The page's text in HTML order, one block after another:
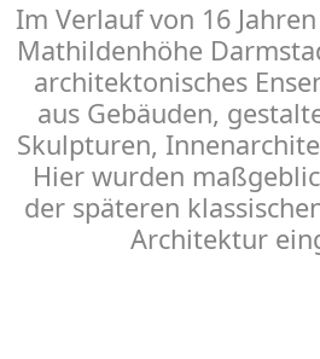
Im Verlauf von 16
Mathildenhöhe
architekt­­onisches
aus Gebäuden,
Skulpturen,
Hier wurden
der späteren
Architektur